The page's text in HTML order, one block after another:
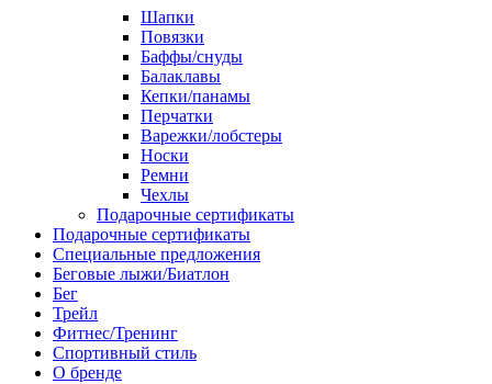
Шапки
Повязки
Баффы/снуды
Балаклавы
Кепки/панамы
Перчатки
Варежки/лобстеры
Носки
Ремни
Чехлы
Подарочные сертификаты
Подарочные сертификаты
Специальные предложения
Беговые лыжи/Биатлон
Бег
Трейл
Фитнес/Тренинг
Спортивный стиль
О бренде